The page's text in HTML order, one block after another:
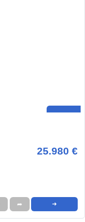
25.980 €
➦ ➜